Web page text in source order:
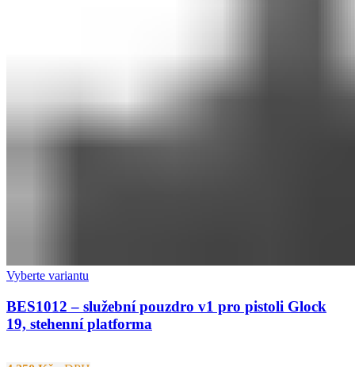
Vyberte variantu
BES1012 – služební pouzdro v1 pro pistoli Glock
19, stehenní platforma